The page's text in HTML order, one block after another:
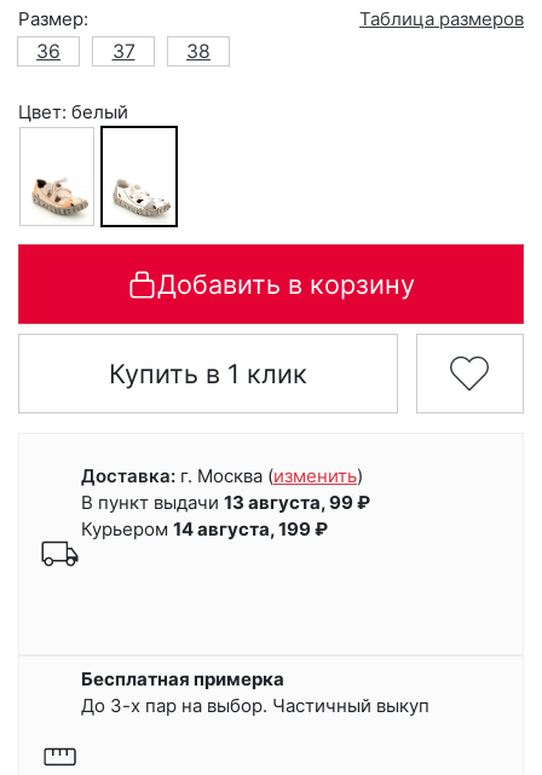
Размер:
Таблица размеров
36
37 38
Цвет: белый
Добавить в корзину
Купить в 1 клик
Доставка: г. Москва (изменить)
В пункт выдачи 13 августа, 99 ₽
Курьером 14 августа, 199 ₽
Бесплатная примерка
До 3-х пар на выбор. Частичный выкуп